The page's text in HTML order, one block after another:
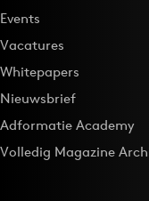
Events
Vacatures
Whitepapers
Nieuwsbrief
Adformatie Academy
Volledig Magazine